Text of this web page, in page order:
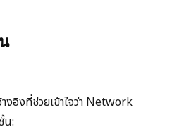
อิงที่ช่วยเข้าใจว่า Network
น: